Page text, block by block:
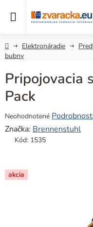
DomovElektronáradie
bubny
Pripojovacia
Pack
Priemerné
hodnotenie
produktu
z
5
Neohodnotené
Značka: Brennenstuhl
Kód: 1535
akcia